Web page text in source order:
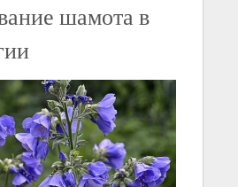
шамота в